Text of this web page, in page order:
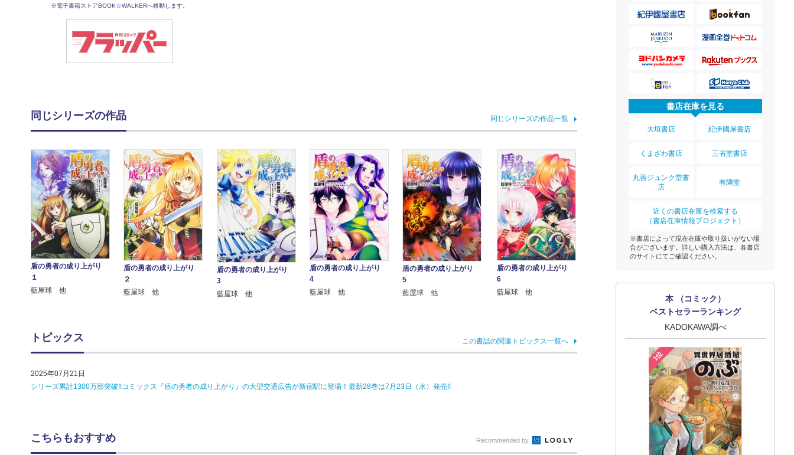
※電子書籍ストアBOOK☆WALKERへ移動します。
同じシリーズの作品 同じシリーズの作品一覧
盾の勇者の成り上がり
１
藍屋球 他
盾の勇者の成り上がり
２
藍屋球 他
盾の勇者の成り上がり
3
藍屋球 他
盾の勇者の成り上がり
4
藍屋球 他
盾の勇者の成り上がり
5
藍屋球 他
盾の勇者の成り上がり
6
藍屋球 他
トピックス この書誌の関連トピックス一覧へ
2025年07月21日
シリーズ累計1300万部突破!!コミックス『盾の勇者の成り上がり』の大型交通広告が新宿駅に登場！最新28巻は7月23日（水）発売!!
書店在庫を見る
大垣書店 紀伊國屋書店
くまざわ書店 三省堂書店
丸善ジュンク堂書
店
有隣堂
近くの書店在庫を検索する
（書店在庫情報プロジェクト）
※書店によって現在在庫や取り扱いがない場
合がございます。詳しい購入方法は、各書店
のサイトにてご確認ください。
本 （コミック）
ベストセラーランキング
KADOKAWA調べ
1位
こちらもおすすめ Recommended by